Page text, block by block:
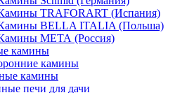
TRAFORART (Испания)
BELLA ITALIA (Польша)
МЕТА (Россия)
камины
камины
камины
печи для дачи